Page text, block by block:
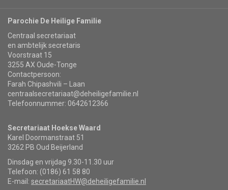
Parochie De Heilige Familie
Centraal secretariaat
en ambtelijk secretaris
Voorstraat 15
3255 AX Oude-Tonge
Contactpersoon:
Farah Chipashvili – Laan
centraalsecretariaat@deheiligefamilie.nl
Telefoonnummer: 0642612366
Secretariaat Hoekse Waard
Karel Doormanstraat 51
3262 PB Oud Beijerland
Dinsdag en vrijdag 9.30-11.30 uur
Telefoon: (0186) 61 58 80
E-mail: secretariaatHW@deheiligefamilie.nl